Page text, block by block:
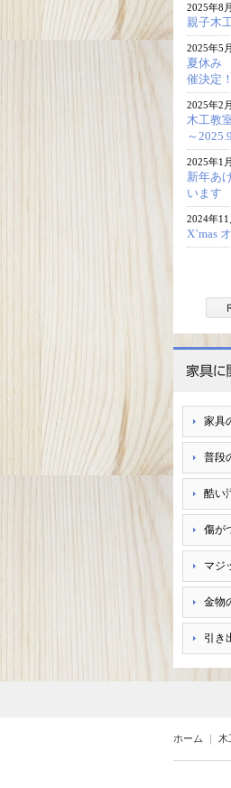
2025年8
親子木
2025年5
夏休み
催決定！
2025年2
木工教
～2025.9
2025年1
新年あ
います
2024年11
X’mas
家具
普段
酷い
傷が
マジ
金物
引き
ホーム ｜ 木